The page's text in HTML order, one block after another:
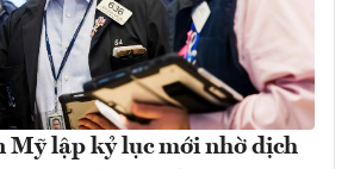
Mỹ lập kỷ lục mới nhờ dịch